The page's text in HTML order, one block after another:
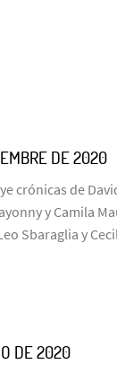
DE 2020
crónicas de
y Camila
Sbaraglia y
DE 2020